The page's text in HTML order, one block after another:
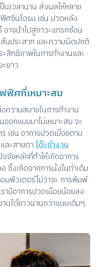
ป็นเวลานาน ส่งผลให้หลาย
ซินโดรม เช่น ปวดหลัง
าจนำไปสู่ภาวะแทรกซ้อน
นประสาท และความผิดปกติ
ทธิภาพในการทำงานและ
ยาว
ฟิศที่เหมาะสม
ความสบายในการทำงาน
อกแบบมาไม่เหมาะสม จะ
เช่น อาการปวดเมื่อยตาม
ละสายตาโต๊ะทำงาน
จัยหลักที่ทำให้เกิดอาการ
ซึ่งเกิดจากการนั่งในท่าเดิม
มพิวเตอร์ไม่ว่าจะ การพิมพ์
ามีอาการปวดเมื่อยน้อยลง
นได้ยาวนานกว่าแบบเดิมๆ